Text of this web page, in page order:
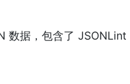
据，包含了 JSONLint